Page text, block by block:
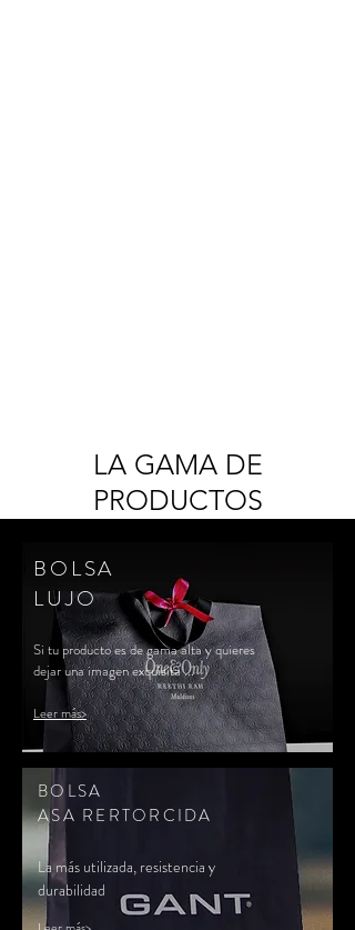
BOLSA
LUJO
Si tu producto es de gama alta y quieres
dejar una imagen exquisita ...
Leer más>
BOLSA
ASA RERTORCIDA
La más utilizada, resistencia y
durabilidad
LA GAMA DE
PRODUCTOS